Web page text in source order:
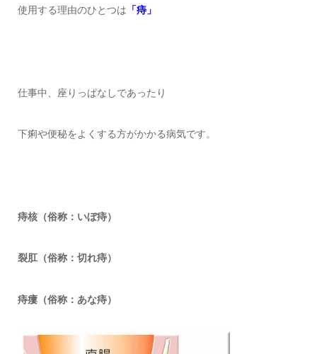
使用する理由のひとつは 「痔」
仕事中、座りっぱなしであったり
下痢や便秘をよくする方がかかる病気です。
痔核（俗称：いぼ痔）
裂肛（俗称：切れ痔）
痔瘻（俗称：あな痔）